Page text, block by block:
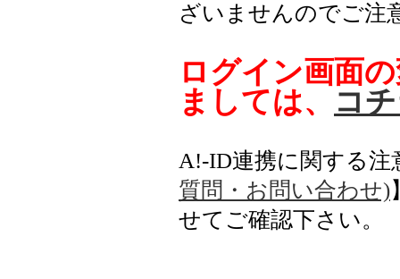
ざいませんのでご注
ログイン画面
ましては、
コ
A!-ID連携に関する
質問・お問い合わせ)
せてご確認下さい。